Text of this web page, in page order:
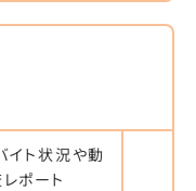
ト状況や動
ポート